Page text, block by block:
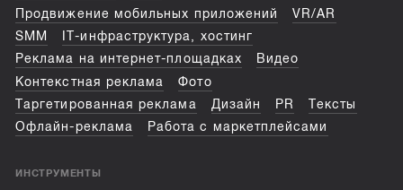
Продвижение мобильных приложений
VR/AR
SMM
IT-инфраструктура, хостинг
Реклама на интернет-площадках
Видео
Контекстная реклама
Фото
Таргетированная реклама
Дизайн PR
Тексты
Офлайн-реклама
Работа с маркетплейсами
ИНСТРУМЕНТЫ